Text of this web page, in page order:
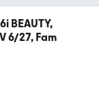
BEAUTY,
6/27, Fam